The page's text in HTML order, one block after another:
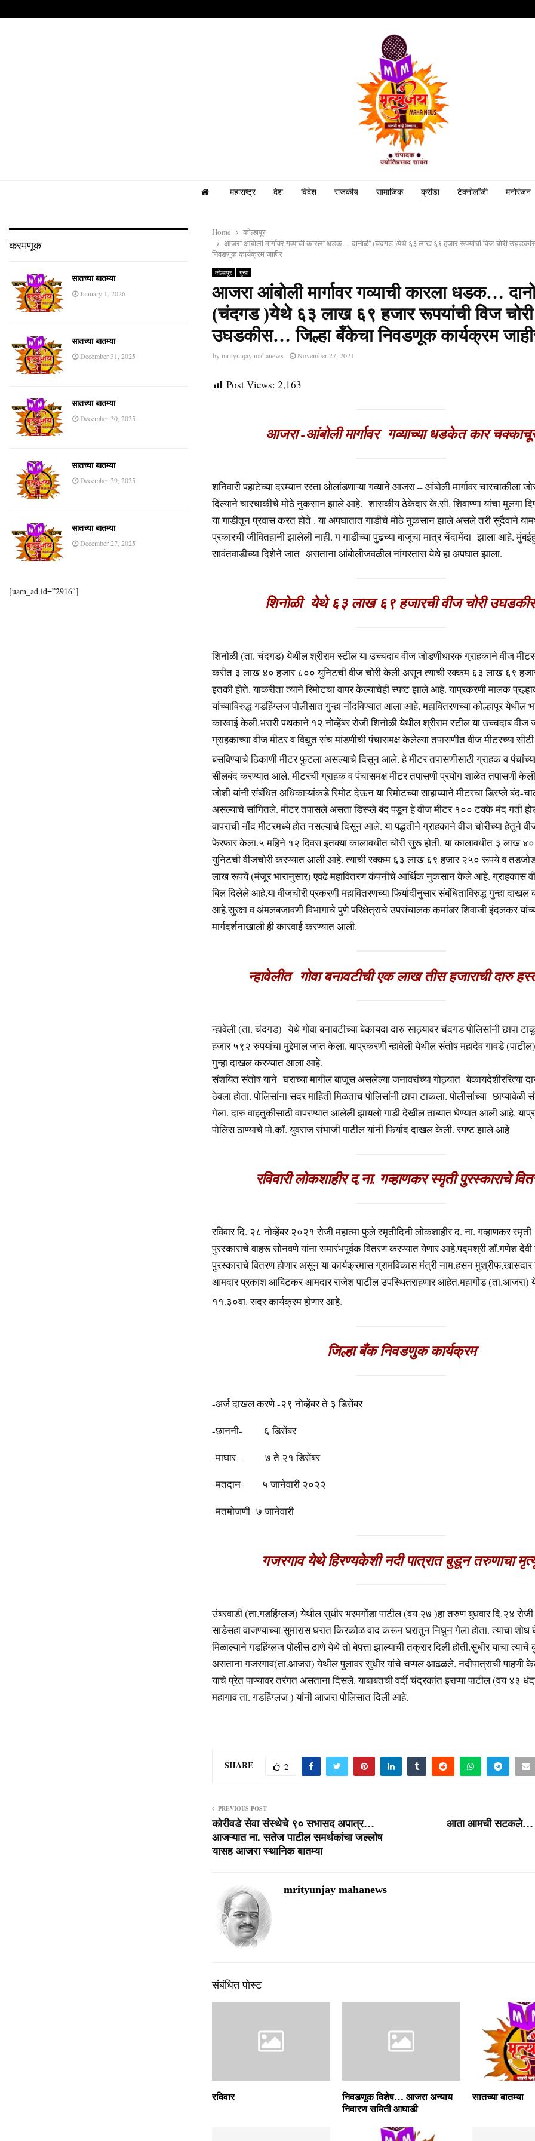
महाराष्ट्र देश विदेश राजकीय सामाजिक क्रीडा टेक्नोलॉजी मनोरंजन
Home
कोल्हापूर
आजरा आंबोली मार्गावर गव्याची कारला धडक… दानोळी (चंदगड )येथे ६३ लाख ६९ हजार रूपयांची विज चोरी
निवडणूक कार्यक्रम जाहीर
कोल्हापूर गुन्हा
आजरा आंबोली मार्गावर गव्याची कारला धडक…
(चंदगड )येथे ६३ लाख ६९ हजार रूपयांची विज चोरी
उघडकीस… जिल्हा बँकेचा निवडणूक कार्यक्रम
bymrityunjay mahanews November 27, 2021
Post Views: 2,163
आजरा -आंबोली मार्गावर गव्याच्या धडकेत कार
शनिवारी पहाटेच्या दरम्यान रस्ता ओलांडणाऱ्या गव्याने आजरा – आंबोली मार्गावर चारचाकीला
दिल्याने चारचाकीचे मोठे नुकसान झाले आहे. शासकीय ठेकेदार के.सी. शिवाण्णा यांचा मुलगा
या गाडीतून प्रवास करत होते . या अपघातात गाडीचे मोठे नुकसान झाले असले तरी सुदैवाने
प्रकारची जीवितहानी झालेली नाही. ग गाडीच्या पुढच्या बाजूचा मात्र चेंदामेंदा झाला आहे.
सावंतवाडीच्या दिशेने जात असताना आंबोलीजवळील नांगरतास येथे हा अपघात झाला.
शिनोळी येथे ६३ लाख ६९ हजारची वीज चोरी
शिनोळी (ता. चंदगड) येथील श्रीराम स्टील या उच्चदाब वीज जोडणीधारक ग्राहकाने वीज
करीत ३ लाख ४० हजार ८०० युनिटची वीज चोरी केली असून त्याची रक्कम ६३ लाख ६९
इतकी होते. याकरीता त्याने रिमोटचा वापर केल्याचेही स्पष्ट झाले आहे. याप्रकरणी मालक
यांच्याविरुद्ध गडहिंग्लज पोलीसात गुन्हा नोंदविण्यात आला आहे. महावितरणच्या कोल्हापूर येथील
कारवाई केली.भरारी पथकाने १२ नोव्हेंबर रोजी शिनोळी येथील श्रीराम स्टील या उच्चदाब वीज
ग्राहकाच्या वीज मीटर व विद्युत संच मांडणीची पंचासमक्ष केलेल्या तपासणीत वीज मीटरच्या सीटी
बसविण्याचे ठिकाणी मीटर फुटला असल्याचे दिसून आले.हे मीटर तपासणीसाठी ग्राहक व पंचांच्या
सीलबंद करण्यात आले. मीटरची ग्राहक व पंचासमक्ष मीटर तपासणी प्रयोग शाळेत तपासणी
जोशी यांनी संबंधित अधिकाऱ्यांकडे रिमोट देऊन या रिमोटच्या साहाय्याने मीटरचा डिस्प्ले बंद-
असल्याचे सांगितले. मीटर तपासले असता डिस्प्ले बंद पडून हे वीज मीटर १०० टक्के मंद गती
वापराची नोंद मीटरमध्ये होत नसल्याचे दिसून आले. या पद्धतीने ग्राहकाने वीज चोरीच्या हेतूने
फेरफार केला.५ महिने १२ दिवस इतक्या कालावधीत चोरी सुरू होती. या कालावधीत ३ लाख
युनिटची वीजचोरी करण्यात आली आहे. त्याची रक्कम ६३ लाख ६९ हजार २५० रूपये व
लाख रूपये (मंजूर भारानुसार) एवढे महावितरण कंपनीचे आर्थिक नुकसान केले आहे. ग्राहकास
बिल दिलेले आहे.या वीजचोरी प्रकरणी महावितरणच्या फिर्यादीनुसार संबंधिताविरुद्ध गुन्हा
आहे.सुरक्षा व अंमलबजावणी विभागाचे पुणे परिक्षेत्राचे उपसंचालक कमांडर शिवाजी इंदलकर
मार्गदर्शनाखाली ही कारवाई करण्यात आली.
न्हावेलीत गोवा बनावटीची एक लाख तीस हजाराची दारु
न्हावेली (ता. चंदगड) येथे गोवा बनावटीच्या बेकायदा दारु साठ्यावर चंदगड पोलिसांनी छापा
हजार ५९२ रुपयांचा मुद्देमाल जप्त केला. याप्रकरणी न्हावेली येथील संतोष महादेव गावडे (पाटील)
गुन्हा दाखल करण्यात आला आहे.
संशयित संतोष याने घराच्या मागील बाजूस असलेल्या जनावरांच्या गोठ्यात बेकायदेशीररित्या
ठेवला होता. पोलिसांना सदर माहिती मिळताच पोलिसांनी छापा टाकला. पोलीसांच्या
गेला. दारु वाहतुकीसाठी वापरण्यात आलेली झायलो गाडी देखील ताब्यात घेण्यात आली आहे.
पोलिस ठाण्याचे पो.कॉ. युवराज संभाजी पाटील यांनी फिर्याद दाखल केली. स्पष्ट झाले आहे
रविवारी लोकशाहीर द.ना. गव्हाणकर स्मृती पुरस्काराचे
रविवार दि. २८ नोव्हेंबर २०२१ रोजी महात्मा फुले स्मृतीदिनी लोकशाहीर द. ना. गव्हाणकर स्मृती
पुरस्काराचे वाहरू सोनवणे यांना समारंभपूर्वक वितरण करण्यात येणार आहे.पद्मश्री डॉ.गणेश देवी
पुरस्काराचे वितरण होणार असून या कार्यक्रमास ग्रामविकास मंत्री नाम.हसन
आमदार प्रकाश आबिटकर आमदार राजेश पाटील उपस्थितराहणार आहेत.महागोंड (ता.आजरा)
११.३०वा. सदर कार्यक्रम होणार आहे.
जिल्हा बँक निवडणुक कार्यक्रम
-अर्ज दाखल करणे -२९ नोव्हेंबर ते ३ डिसेंबर
-छाननी- ६ डिसेंबर
-माघार – ७ ते २१ डिसेंबर
-मतदान- ५ जानेवारी २०२२
-मतमोजणी- ७ जानेवारी
गजरगाव येथे हिरण्यकेशी नदी पात्रात बुडून तरुणाचा
उंबरवाडी (ता.गडहिंग्लज) येथील सुधीर भरमगोंडा पाटील (वय २७ )हा तरुण बुधवार दि.२४
साडेसहा वाजण्याच्या सुमारास घरात किरकोळ वाद करून घरातुन निघुन गेला होता. त्याचा
मिळाल्याने गडहिंग्लज पोलीस ठाणे येथे तो बेपत्ता झाल्याची तक्रार दिली होती.सुधीर याचा
असताना गजरगाव(ता.आजरा) येथील पुलावर सुधीर यांचे चप्पल आढळले. नदीपात्राची पाहणी
याचे प्रेत पाण्यावर तरंगत असताना दिसले. याबाबतची वर्दी चंद्रकांत इराप्पा पाटील (वय ४३
महागाव ता. गडहिंग्लज ) यांनी आजरा पोलिसात दिली आहे.
SHARE 2
PREVIOUS POST
कोरीवडे सेवा संस्थेचे ९० सभासद अपात्र…
आजऱ्यात ना. सतेज पाटील समर्थकांचा जल्‍लोष
यासह आजरा स्थानिक बातम्या
आता आमची सटकले…
mrityunjay mahanews
संबंधित पोस्ट
रविवार
निवडणूक विशेष… आजरा अन्याय
निवारण समिती आघाडी
सातच्या बातम्या
करमणूक
सातच्या बातम्या
January 1, 2026
सातच्या बातम्या
December 31, 2025
सातच्या बातम्या
December 30, 2025
सातच्या बातम्या
December 29, 2025
सातच्या बातम्या
December 27, 2025
[uam_ad id=”2916″]